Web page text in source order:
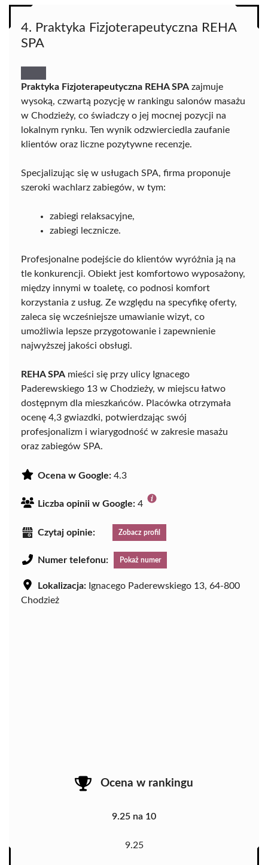
4. Praktyka Fizjoterapeutyczna REHA
SPA
Praktyka Fizjoterapeutyczna REHA SPA zajmuje
wysoką, czwartą pozycję w rankingu salonów masażu
w Chodzieży, co świadczy o jej mocnej pozycji na
lokalnym rynku. Ten wynik odzwierciedla zaufanie
klientów oraz liczne pozytywne recenzje.
Specjalizując się w usługach SPA, firma proponuje
szeroki wachlarz zabiegów, w tym:
zabiegi relaksacyjne,
zabiegi lecznicze.
Profesjonalne podejście do klientów wyróżnia ją na
tle konkurencji. Obiekt jest komfortowo wyposażony,
między innymi w toaletę, co podnosi komfort
korzystania z usług. Ze względu na specyfikę oferty,
zaleca się wcześniejsze umawianie wizyt, co
umożliwia lepsze przygotowanie i zapewnienie
najwyższej jakości obsługi.
REHA SPA mieści się przy ulicy Ignacego
Paderewskiego 13 w Chodzieży, w miejscu łatwo
dostępnym dla mieszkańców. Placówka otrzymała
ocenę 4,3 gwiazdki, potwierdzając swój
profesjonalizm i wiarygodność w zakresie masażu
oraz zabiegów SPA.
Ocena w Google: 4.3
Liczba opinii w Google: 4
Czytaj opinie: Zobacz profil
Numer telefonu: Pokaż numer
Lokalizacja: Ignacego Paderewskiego 13, 64-800
Chodzież
Ocena w rankingu
9.25 na 10
9.25